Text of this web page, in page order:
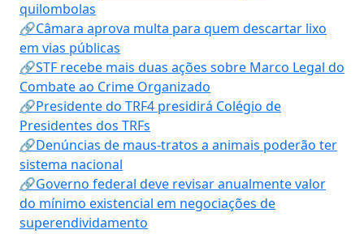
quilombolas
🔗Câmara aprova multa para quem descartar lixo
em vias públicas
🔗STF recebe mais duas ações sobre Marco Legal do
Combate ao Crime Organizado
🔗Presidente do TRF4 presidirá Colégio de
Presidentes dos TRFs
🔗Denúncias de maus-tratos a animais poderão ter
sistema nacional
🔗Governo federal deve revisar anualmente valor
do mínimo existencial em negociações de
superendividamento